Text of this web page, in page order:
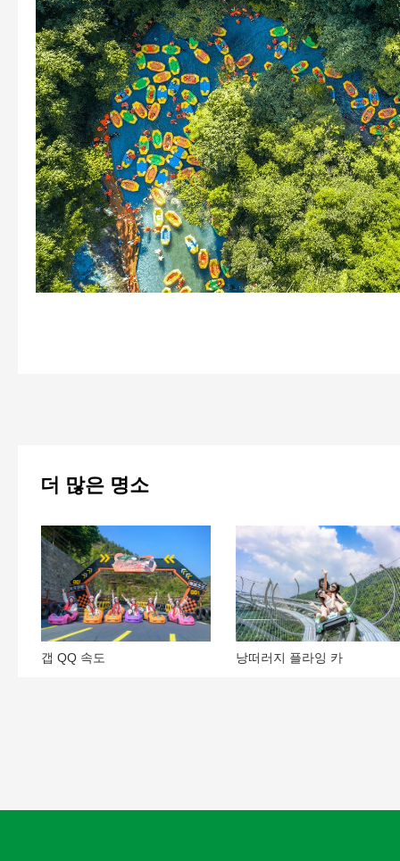
갭 QQ 속도 낭떠러지 플라잉 카
더 많은 명소